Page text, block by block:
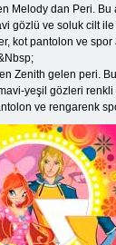
Melody dan Peri. Bu
gözlü ve soluk cilt
kot pantolon ve
Zenith gelen peri.
yeşil gözleri renkli
ve rengarenk